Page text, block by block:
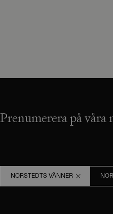
Prenumerera på våra
NORSTEDTS VÄNNER